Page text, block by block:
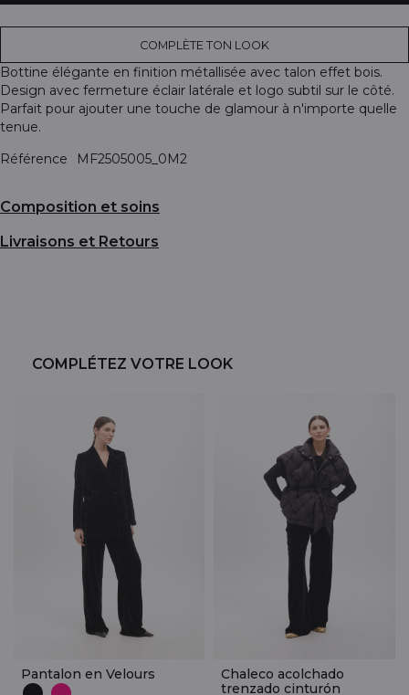
COMPLÈTE TON LOOK
Bottine élégante en finition métallisée avec talon effet bois.
Design avec fermeture éclair latérale et logo subtil sur le côté.
Parfait pour ajouter une touche de glamour à n'importe quelle
tenue.
Référence
MF2505005_0M2
Composition et soins
Livraisons et Retours
COMPLÉTEZ VOTRE LOOK
Pantalon en Velours
Chaleco acolchado
trenzado cinturón